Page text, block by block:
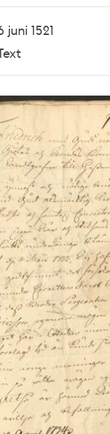
juni 1521